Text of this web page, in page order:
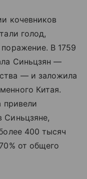
кочевников
голод,
В 1759
Синьцзян —
— и заложила
Китая.
привели
Синьцзяне,
400 тысяч
от общего